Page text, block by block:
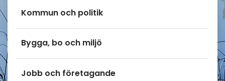
Kommun och politik
Bygga, bo och miljö
Jobb och företagande